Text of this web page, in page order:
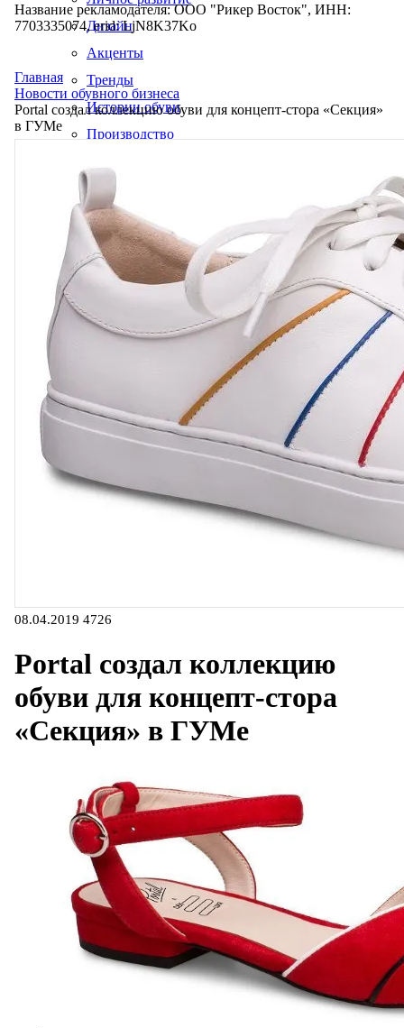
Дизайн
Акценты
Тренды
Истории обуви
Производство
Название рекламодателя: ООО "Рикер Восток", ИНН:
7703335074, erid: LjN8K37Ko
Главная
Новости обувного бизнеса
Portal создал коллекцию обуви для концепт-стора «Секция»
в ГУМе
08.04.2019 4726
Portal создал коллекцию
обуви для концепт-стора
«Секция» в ГУМе